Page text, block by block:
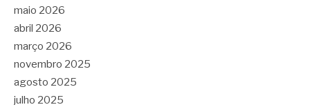
maio 2026
abril 2026
março 2026
novembro 2025
agosto 2025
julho 2025